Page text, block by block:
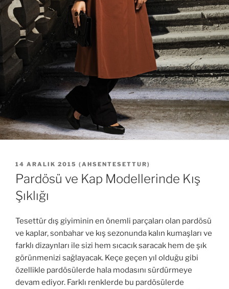
YAYIM
TARIHI
14 ARALIK 2015 ( AHSENTESETTUR)
Pardösü ve Kap Modellerinde Kış
Şıklığı
Tesettür dış giyiminin en önemli parçaları olan pardösü
ve kaplar, sonbahar ve kış sezonunda kalın kumaşları ve
farklı dizaynları ile sizi hem sıcacık saracak hem de şık
görünmenizi sağlayacak. Keçe geçen yıl olduğu gibi
özellikle pardösülerde hala modasını sürdürmeye
devam ediyor. Farklı renklerde bu pardösülerde